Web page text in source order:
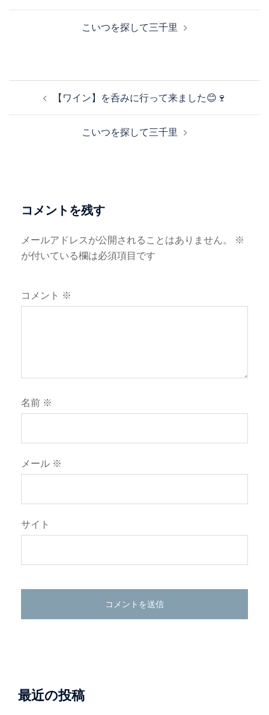
ナ
シ
ン
こいつを探して三千里
投
ナ
ョ
【ワイン】を呑みに行って来ました😊🍷
こいつを探して三千里
コメントを残す
メールアドレスが公開されることはありません。
※
が付いている欄は必須項目です
コメント ※
名前 ※
メール ※
サイト
最近の投稿